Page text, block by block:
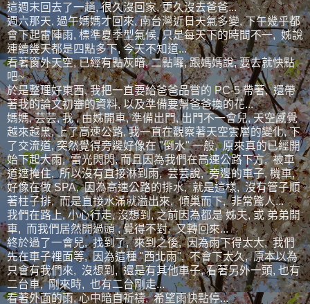
這週末回去了一趟, 很久沒回家, 更久沒去爸爸...
週六那天, 過午媽媽才回來, 南台灣近日天氣多變, 下午幾乎都
會下起雷陣雨, 標準夏季型氣候, 只是每天下的時間不一, 姊說
連續幾天都是四點多下, 今天不知道...
看著窗外天空, 已經有點灰暗, 二點囉, 跟媽媽說, 要去就快點
吧~
於是整理好東西, 我把一直要給爸爸品嘗的 PC-5 帶著, 還帶
著我的論文初審的資料, 以及準備要幫爸爸換的花...
媽媽, 芸芸, 我 , 由姊開車, 準備出門, 出門不一會兒, 天空感覺
越來越黑, 上了高速公路, 我一直在觀察著天空雲層的變化, 下
了交流道, 突然覺得旁邊好像在 "倒水" 一般, 原來真的已經開
始下起大雨, 雷光閃閃, 而且因為我們在高速公路下方, 被車
道遮掩住, 所以沒有直接淋到雨, 芸芸說, 旁邊的車子, 機車,
好像在做 SPA, 因為高速公路的排水, 就是這樣, 沒有管子順
著柱子排, 而是直接水滿就溢出來, 傾巢而下, 非常驚人...
我們在路上, 小心行走, 沒想到, 之前因為都是 姊夫, 或 弟弟開
車, 而我們居然開過頭 , 覺得不對, 又轉回來...
終於過了一會兒, 找到了, 來到之後, 因為雨下得太大, 我們
先在車子裡面等, 因為這種 "西北雨", 不會下太久, 原本以為
只會有我們來, 沒想到, 還是有其他車子, 看著另外一頭, 也有
二台車, 剛來時, 也有二台剛走...
看著外面的雨, 心中暗自祈禱, 希望雨快點停...